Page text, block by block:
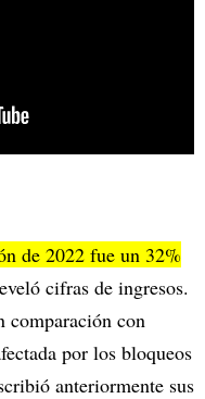
de 2022 fue un 32%
cifras de ingresos.
comparación con
por los bloqueos
anteriormente sus